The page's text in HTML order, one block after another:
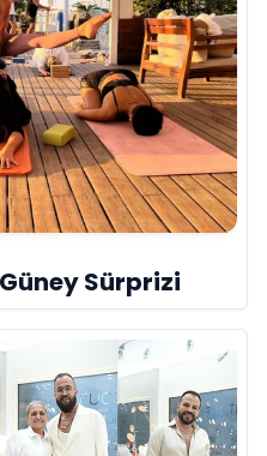
Sürprizi